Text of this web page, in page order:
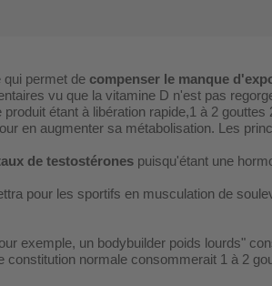
permet de compenser le manque
vu que la vitamine D n'est pas
étant à libération rapide,1 à 2 gouttes
en augmenter sa métabolisation. Les
de testostérones puisqu'étant une
pour les sportifs en musculation de
exemple, un bodybuilder poids lourds"
normale consommerait 1 à 2